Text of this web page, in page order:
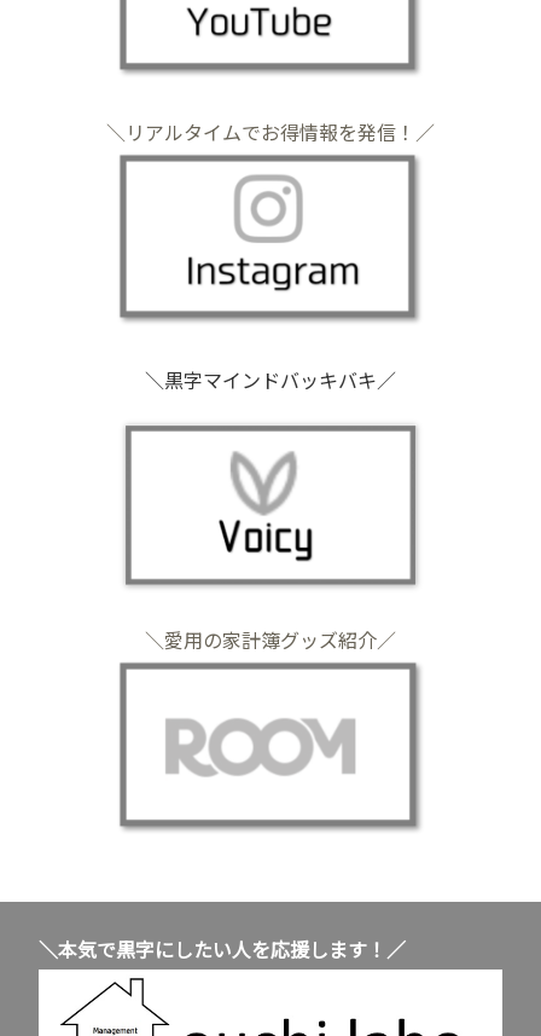
＼リアルタイムでお得情報を発信！／
＼黒字マインドバッキバキ／
＼愛用の家計簿グッズ紹介／
＼本気で黒字にしたい人を応援します！／